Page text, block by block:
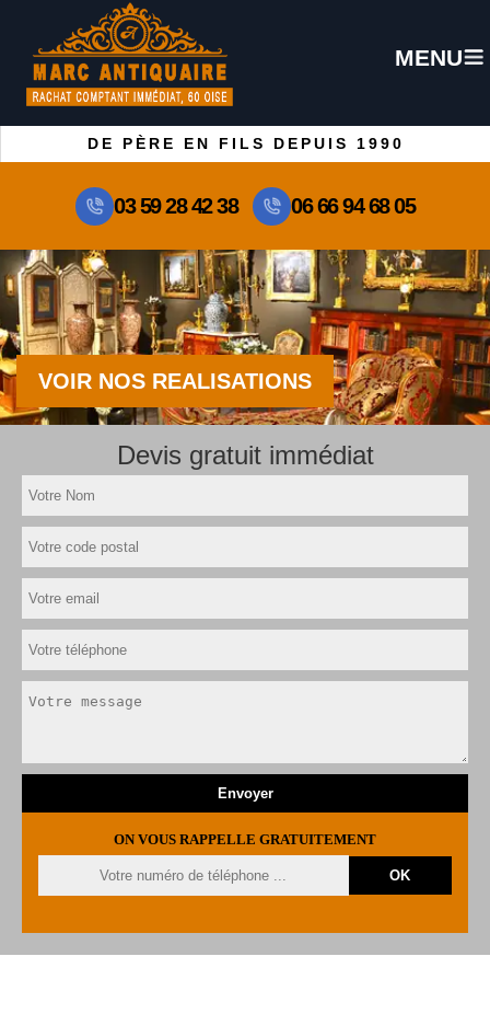
MENU
DE PÈRE EN FILS DEPUIS 1990
03 59 28 42 38 06 66 94 68 05
VOIR NOS REALISATIONS
Devis gratuit immédiat
ON VOUS RAPPELLE GRATUITEMENT